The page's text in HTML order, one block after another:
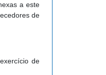
a este
de
de